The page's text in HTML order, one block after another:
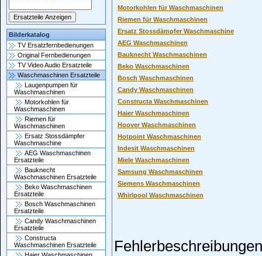
Bilderkatalog
TV Ersatzfernbedienungen
Original Fernbedienungen
TV Video Audio Ersatzteile
Waschmaschinen Ersatzteile
Laugenpumpen für
Waschmaschinen
Motorkohlen für
Waschmaschinen
Riemen für
Waschmaschinen
Ersatz Stossdämpfer
Waschmaschine
AEG Waschmaschinen
Ersatzteile
Bauknecht
Waschmaschinen Ersatzteile
Beko Waschmaschinen
Ersatzteile
Bosch Waschmaschinen
Ersatzteile
Candy Waschmaschinen
Ersatzteile
Constructa
Waschmaschinen Ersatzteile
Motorkohlen für Waschmaschinen
Riemen für Waschmaschinen
Ersatz Stossdämpfer Waschmaschine
AEG Waschmaschinen
Bauknecht Waschmaschinen
Beko Waschmaschinen
Bosch Waschmaschinen
Candy Waschmaschinen
Constructa Waschmaschinen
Haier Waschmaschinen
Hoover Waschmaschinen
Hotpoint Waschmaschinen
Indesit Waschmaschinen
Miele Waschmaschinen
Samsung Waschmaschinen
Siemens Waschmaschinen
Whirlpool Waschmaschinen